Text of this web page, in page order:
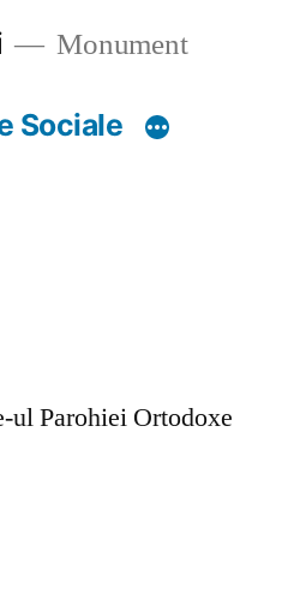
Monument
Sociale
ul Parohiei Ortodoxe